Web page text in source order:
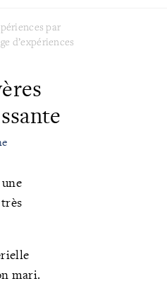
par
d’expériences
mari.